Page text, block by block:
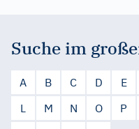
Suche im
A B C D E
L
M N O P